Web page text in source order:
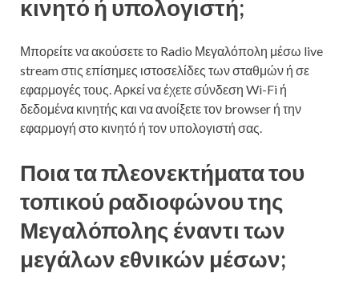
κινητό ή υπολογιστή;
Μπορείτε να ακούσετε το Radio Μεγαλόπολη μέσω live
stream στις επίσημες ιστοσελίδες των σταθμών ή σε
εφαρμογές τους. Αρκεί να έχετε σύνδεση Wi-Fi ή
δεδομένα κινητής και να ανοίξετε τον browser ή την
εφαρμογή στο κινητό ή τον υπολογιστή σας.
Ποια τα πλεονεκτήματα του
τοπικού ραδιοφώνου της
Μεγαλόπολης έναντι των
μεγάλων εθνικών μέσων;